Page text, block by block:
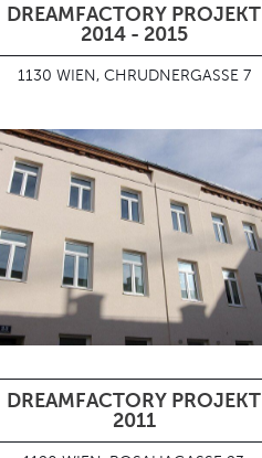
DREAMFACTORY PROJEKT
2014 - 2015
1130 WIEN, CHRUDNERGASSE 7
DREAMFACTORY PROJEKT
2011